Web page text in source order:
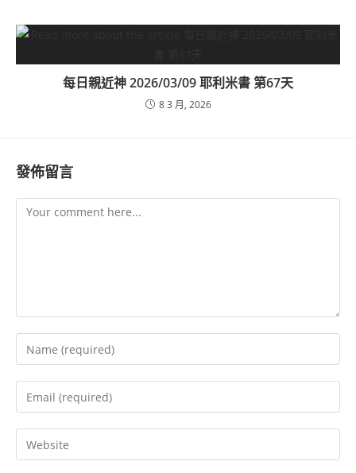
每日親近神 2026/03/09 耶利米書 第67天
8 3 月, 2026
發佈留言